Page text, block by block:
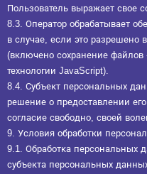
Пользователь выражает свое
8.3. Оператор обрабатывает
в случае, если это разрешено
(включено сохранение
технологии JavaScript).
8.4. Субъект персональных
решение о предоставлении
согласие свободно, своей
9. Условия обработки
9.1. Обработка персональных
субъекта персональных